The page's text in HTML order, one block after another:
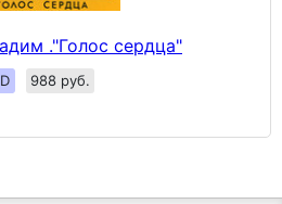
."Голос сердца"
988 руб.